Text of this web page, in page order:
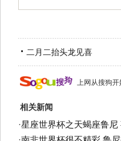
二月二抬头龙见喜
上网从搜狗开
相关新闻
·星座世界杯之天蝎座鲁